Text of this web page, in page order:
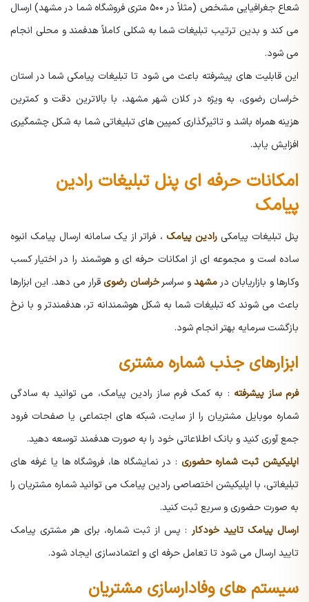
شعاع جغرافیایی مشخص (مثلاً در ۵۰۰ متری فروشگاه شما در مشهد) ارسال
می کند و بدین ترتیب تبلیغات شما به شکلی کاملاً هدفمند و محلی انجام
می شود.
این قابلیت های پیشرفته باعث می شود تا تبلیغات پیامکی شما در استان
خراسان رضوی، به ویژه در کلان شهر مشهد، با بالاترین دقت و کمترین
هزینه همراه باشد و تاثیرگذاری کمپین های تبلیغاتی شما به شکل چشمگیری
افزایش یابد.
امکانات حرفه ای پنل تبلیغات رادین
پیامک
پنل تبلیغات پیامکیرادین پیامک ، فراتر از یک سامانه ارسال پیامک انبوه
ساده است و مجموعه ای از امکانات حرفه ای و هوشمند را در اختیار کسب
وکارها و بازاریابان در مشهدو سراسرخراسان رضوی قرار می دهد. این ابزارها
باعث می شوند که تبلیغات شما به شکل هوشمندانه تر، هدفمندتر و با نرخ
بازگشت سرمایه بهتر انجام شود.
ابزارهای جذب شماره مشتری
فرم ساز پیشرفته : به کمک فرم ساز رادین پیامک، می توانید به سادگی
شماره موبایل مشتریان را از سایت، شبکه های اجتماعی یا صفحات فرود
جمع آوری کنید و بانک اطلاعاتی خود را به صورت هدفمند توسعه دهید.
اپلیکیشن ثبت شماره حضوری : در نمایشگاه ها، فروشگاه ها یا غرفه های
تبلیغاتی، با اپلیکیشن اختصاصی رادین پیامک می توانید شماره مشتریان را
به صورت حضوری و سریع ثبت کنید.
ارسال پیامک تایید خودکار : پس از ثبت شماره، برای هر مشتری پیامک
تایید ارسال می شود تا تعامل حرفه ای و اعتمادسازی ایجاد شود.
سیستم های وفادارسازی مشتریان